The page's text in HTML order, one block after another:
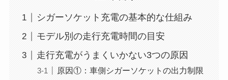
シガーソケット充電の基本的な仕組み
モデル別の走行充電時間の目安
走行充電がうまくいかない3つの原因
原因①：車側シガーソケットの出力制限